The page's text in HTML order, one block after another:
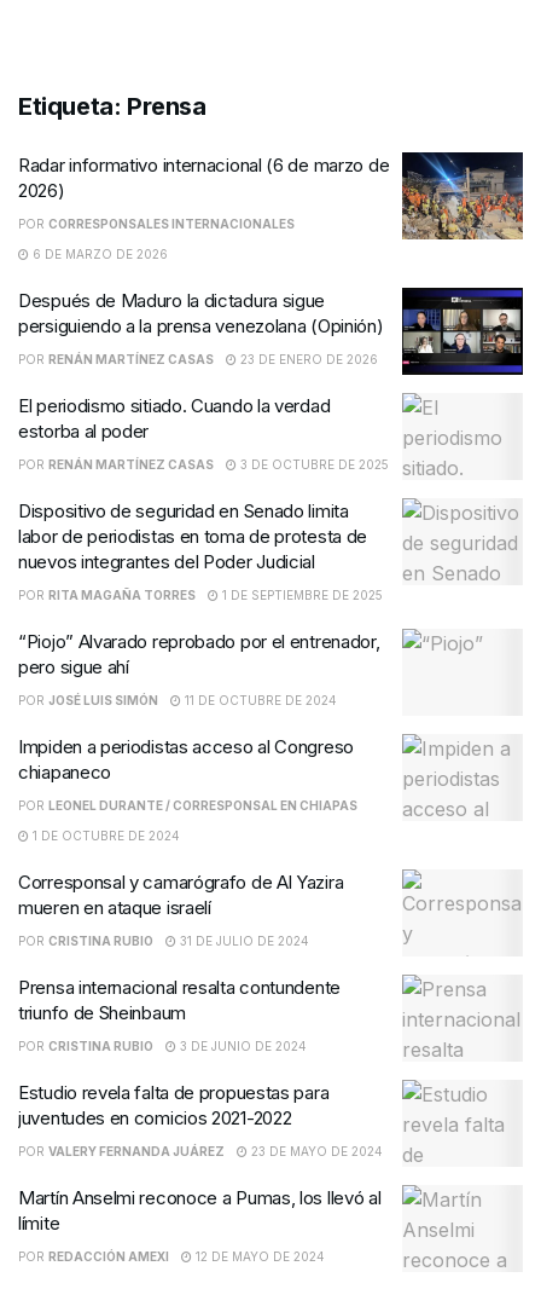
Etiqueta: Prensa
Radar informativo internacional (6 de marzo de
2026)
POR CORRESPONSALES INTERNACIONALES
6 DE MARZO DE 2026
Después de Maduro la dictadura sigue
persiguiendo a la prensa venezolana (Opinión)
POR RENÁN MARTÍNEZ CASAS 23 DE ENERO DE 2026
El periodismo sitiado. Cuando la verdad
estorba al poder
POR RENÁN MARTÍNEZ CASAS 3 DE OCTUBRE DE 2025
Dispositivo de seguridad en Senado limita
labor de periodistas en toma de protesta de
nuevos integrantes del Poder Judicial
POR RITA MAGAÑA TORRES 1 DE SEPTIEMBRE DE 2025
“Piojo” Alvarado reprobado por el entrenador,
pero sigue ahí
POR JOSÉ LUIS SIMÓN 11 DE OCTUBRE DE 2024
Impiden a periodistas acceso al Congreso
chiapaneco
POR LEONEL DURANTE / CORRESPONSAL EN CHIAPAS
1 DE OCTUBRE DE 2024
Corresponsal y camarógrafo de Al Yazira
mueren en ataque israelí
POR CRISTINA RUBIO 31 DE JULIO DE 2024
Prensa internacional resalta contundente
triunfo de Sheinbaum
POR CRISTINA RUBIO 3 DE JUNIO DE 2024
Estudio revela falta de propuestas para
juventudes en comicios 2021-2022
POR VALERY FERNANDA JUÁREZ 23 DE MAYO DE 2024
Martín Anselmi reconoce a Pumas, los llevó al
límite
POR REDACCIÓN AMEXI 12 DE MAYO DE 2024